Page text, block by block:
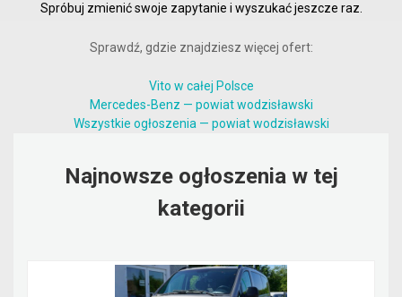
Spróbuj zmienić swoje zapytanie i wyszukać jeszcze raz.
Sprawdź, gdzie znajdziesz więcej ofert:
Vito w całej Polsce
Mercedes-Benz — powiat wodzisławski
Wszystkie ogłoszenia — powiat wodzisławski
Najnowsze ogłoszenia w tej
kategorii